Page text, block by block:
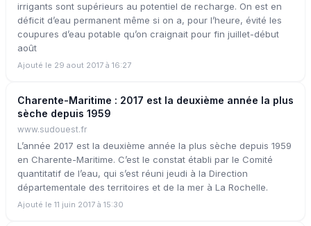
irrigants sont supérieurs au potentiel de recharge. On est en
déficit d’eau permanent même si on a, pour l’heure, évité les
coupures d’eau potable qu’on craignait pour fin juillet-début
août
Ajouté le 29 aout 2017 à 16:27
Charente-Maritime : 2017 est la deuxième année la plus
sèche depuis 1959
www.sudouest.fr
L’année 2017 est la deuxième année la plus sèche depuis 1959
en Charente-Maritime. C’est le constat établi par le Comité
quantitatif de l’eau, qui s’est réuni jeudi à la Direction
départementale des territoires et de la mer à La Rochelle.
Ajouté le 11 juin 2017 à 15:30